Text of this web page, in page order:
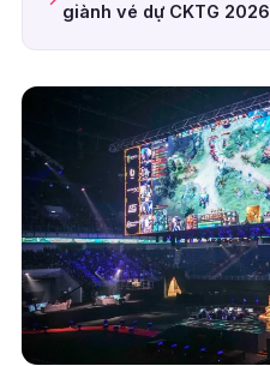
giành vé dự CKTG 2026